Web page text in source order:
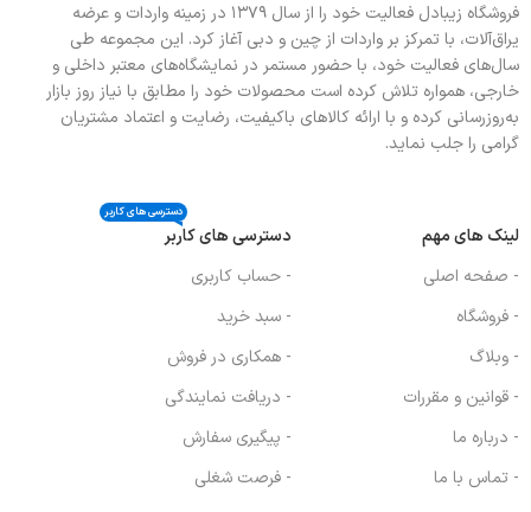
سبد ندارد
فروشگاه زیبادل فعالیت خود را از سال ۱۳۷۹ در زمینه واردات و عرضه
یراق‌آلات، با تمرکز بر واردات از چین و دبی آغاز کرد. این مجموعه طی
سال‌های فعالیت خود، با حضور مستمر در نمایشگاه‌های معتبر داخلی و
خارجی، همواره تلاش کرده است محصولات خود را مطابق با نیاز روز بازار
به‌روزرسانی کرده و با ارائه کالاهای باکیفیت، رضایت و اعتماد مشتریان
گرامی را جلب نماید.
لینک های مهم
- صفحه اصلی
- فروشگاه
- وبلاگ
- قوانین و مقررات
- درباره ما
- تماس با ما
دسترسی های کاربر
دسترسی های کاربر
- حساب کاربری
- سبد خرید
- همکاری در فروش
- دریافت نمایندگی
- پیگیری سفارش
- فرصت شغلی